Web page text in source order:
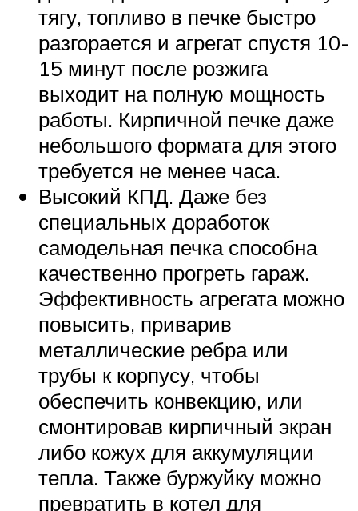
тягу, топливо в печке быстро
разгорается и агрегат спустя 10-
15 минут после розжига
выходит на полную мощность
работы. Кирпичной печке даже
небольшого формата для этого
требуется не менее часа.
Высокий КПД. Даже без
специальных доработок
самодельная печка способна
качественно прогреть гараж.
Эффективность агрегата можно
повысить, приварив
металлические ребра или
трубы к корпусу, чтобы
обеспечить конвекцию, или
смонтировав кирпичный экран
либо кожух для аккумуляции
тепла. Также буржуйку можно
превратить в котел для